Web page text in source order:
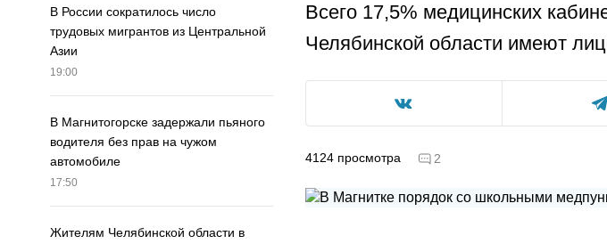
В России сократилось число
трудовых мигрантов из Центральной
Азии
19:00
В Магнитогорске задержали пьяного
водителя без прав на чужом
автомобиле
17:50
Жителям Челябинской области в
Всего 17,5% медицинских
Челябинской области имеют
4124 просмотра 2